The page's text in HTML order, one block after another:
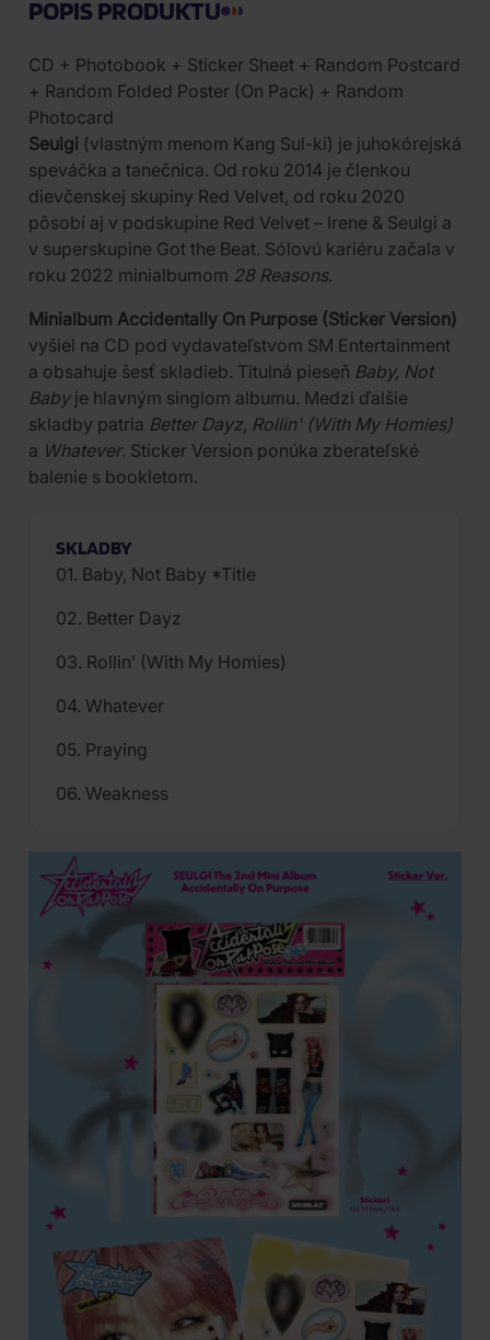
POPIS PRODUKTU
CD + Photobook + Sticker Sheet + Random Postcard
+ Random Folded Poster (On Pack) + Random
Photocard
Seulgi (vlastným menom Kang Sul-ki) je juhokórejská
speváčka a tanečnica. Od roku 2014 je členkou
dievčenskej skupiny Red Velvet, od roku 2020
pôsobí aj v podskupine Red Velvet – Irene & Seulgi a
v superskupine Got the Beat. Sólovú kariéru začala v
roku 2022 minialbumom 28 Reasons.
Minialbum Accidentally On Purpose (Sticker Version)
vyšiel na CD pod vydavateľstvom SM Entertainment
a obsahuje šesť skladieb. Titulná pieseň Baby, Not
Babyje hlavným singlom albumu. Medzi ďalšie
skladby patria Better Dayz, Rollin' (With My Homies)
a Whatever. Sticker Version ponúka zberateľské
balenie s bookletom.
SKLADBY
01. Baby, Not Baby *Title
02. Better Dayz
03. Rollin’ (With My Homies)
04. Whatever
05. Praying
06. Weakness